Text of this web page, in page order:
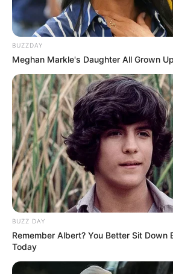
BUZZDAY
Meghan Markle's Daughter All Grown
BUZZ DAY
Remember Albert? You Better Sit Down
Today